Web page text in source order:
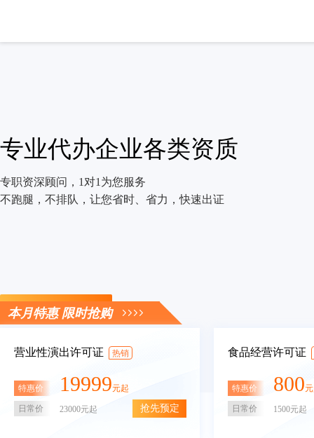
专业代办企业各类资质
专职资深顾问，1对1为您服务
不跑腿，不排队，让您省时、省力，快速出证
立即咨询
本月特惠 限时抢购
营业性演出许可证 热销
特惠价 19999元起
日常价 23000元起 抢先预定
食品经营许可证
特惠价 800
日常价 1500元起